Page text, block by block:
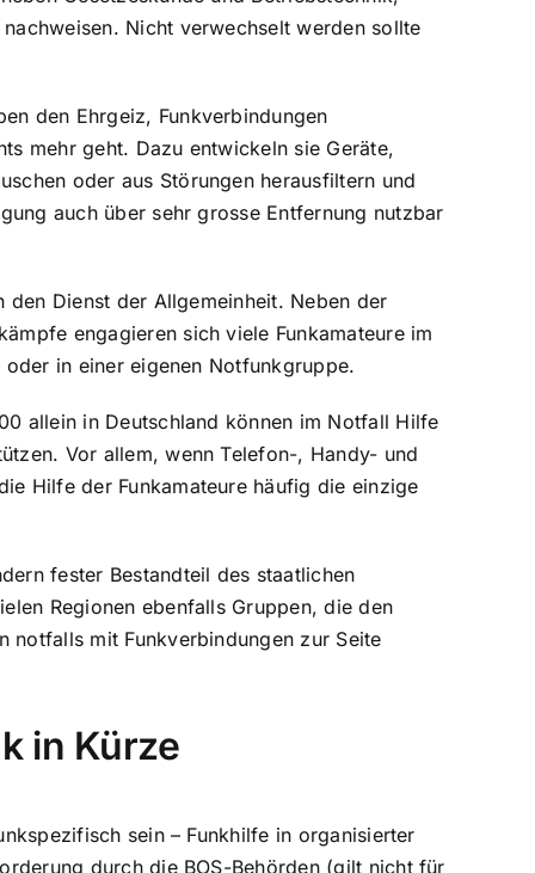
Nicht verwechselt werden sollte
den Ehrgeiz, Funkverbindungen
mehr geht. Dazu entwickeln sie Geräte,
oder aus Störungen herausfiltern und
auch über sehr grosse Entfernung nutzbar
den Dienst der Allgemeinheit. Neben der
engagieren sich viele Funkamateure im
in einer eigenen Notfunkgruppe.
allein in Deutschland können im Notfall Hilfe
Vor allem, wenn Telefon-, Handy- und
Hilfe der Funkamateure häufig die einzige
fester Bestandteil des staatlichen
Regionen ebenfalls Gruppen, die den
notfalls mit Funkverbindungen zur Seite
in Kürze
sein – Funkhilfe in organisierter
durch die BOS-Behörden (gilt nicht für